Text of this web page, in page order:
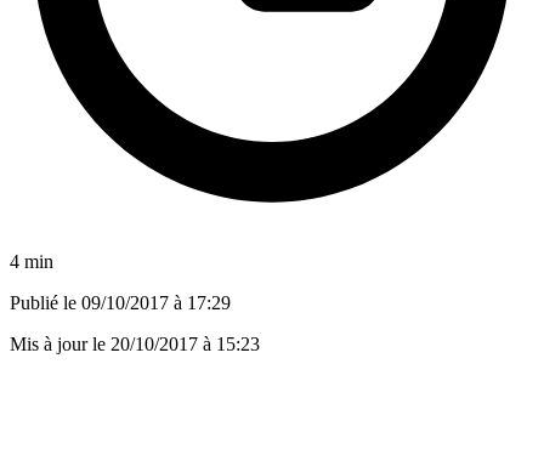
4 min
Publié le 09/10/2017 à 17:29
Mis à jour le 20/10/2017 à 15:23